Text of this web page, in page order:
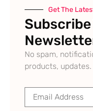
Get The
Subscribe
No spam,
products, updates.